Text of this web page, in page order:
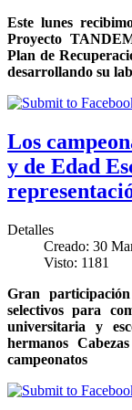
Este lunes
Proyecto
Plan de
desarrollando su
Los
y de Edad
Detalles
Creado: 30
Visto: 1181
Gran
selectivos para
universitaria y
hermanos
campeonatos